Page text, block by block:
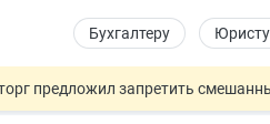
Бухгалтеру Юристу
предложил запретить